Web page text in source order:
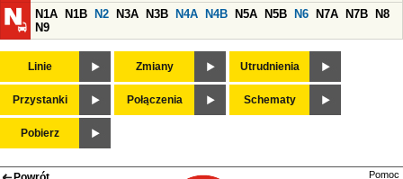
N1A
N1B N2 N3A N3B N4A N4B N5A N5B N6 N7A N7B
N8
N9
Linie Zmiany Utrudnienia
Przystanki Połączenia Schematy
Pobierz
Pomoc